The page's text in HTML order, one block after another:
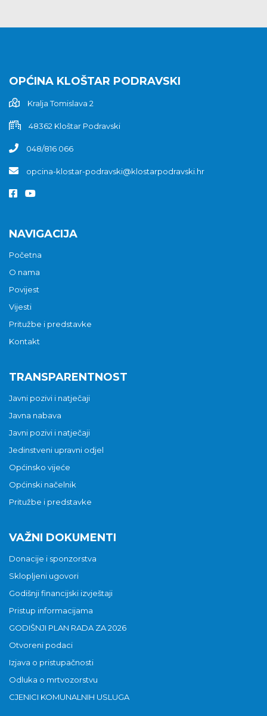
OPĆINA KLOŠTAR PODRAVSKI
Kralja Tomislava 2
48362 Kloštar Podravski
048/816 066
opcina-klostar-podravski@klostarpodravski.hr
NAVIGACIJA
Početna
O nama
Povijest
Vijesti
Pritužbe i predstavke
Kontakt
TRANSPARENTNOST
Javni pozivi i natječaji
Javna nabava
Javni pozivi i natječaji
Jedinstveni upravni odjel
Općinsko vijeće
Općinski načelnik
Pritužbe i predstavke
VAŽNI DOKUMENTI
Donacije i sponzorstva
Sklopljeni ugovori
Godišnji financijski izvještaji
Pristup informacijama
GODIŠNJI PLAN RADA ZA 2026
Otvoreni podaci
Izjava o pristupačnosti
Odluka o mrtvozorstvu
CJENICI KOMUNALNIH USLUGA